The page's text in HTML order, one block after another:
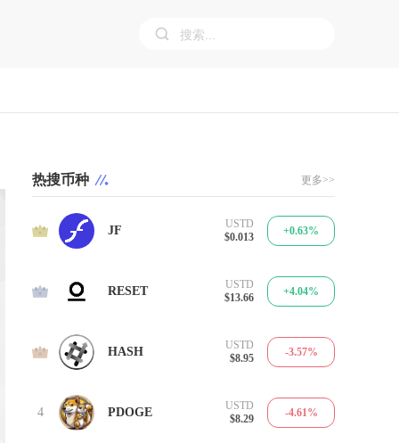
热搜币种 更多>>
1 JF
USTD
$0.013
+0.63%
2 RESET
USTD
$13.66
+4.04%
3 HASH
USTD
$8.95
-3.57%
4 PDOGE
USTD
$8.29
-4.61%